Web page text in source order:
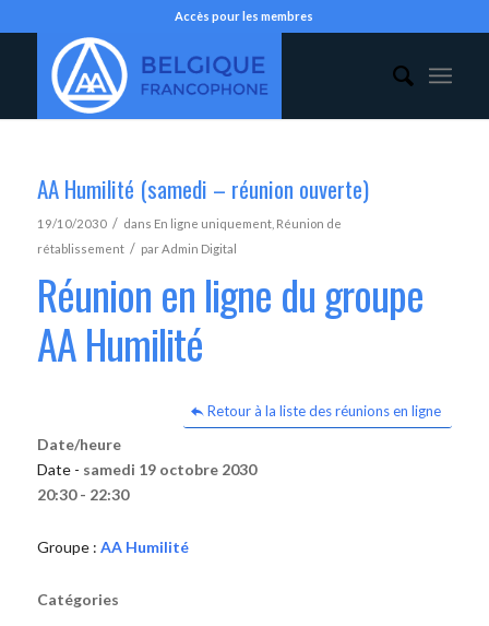
Accès pour les membres
AA Humilité (samedi – réunion ouverte)
19/10/2030 / dans En ligne uniquement, Réunion de
rétablissement / parAdmin Digital
Réunion en ligne du groupe
AA Humilité
Retour à la liste des réunions en ligne
Date/heure
Date - samedi 19 octobre 2030
20:30 - 22:30
Groupe : AA Humilité
Catégories